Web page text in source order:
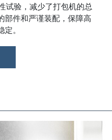
试验，减少了打包机的总
部件和严谨装配，保障高
。